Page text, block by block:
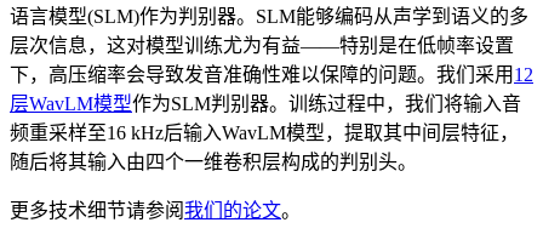
语言模型(SLM)作为判别器。SLM能够编码从声学到语义的多
层次信息，这对模型训练尤为有益——特别是在低帧率设置
下，高压缩率会导致发音准确性难以保障的问题。我们采用 12
层WavLM模型作为SLM判别器。训练过程中，我们将输入音
频重采样至16 kHz后输入WavLM模型，提取其中间层特征，
随后将其输入由四个一维卷积层构成的判别头。
更多技术细节请参阅我们的论文。